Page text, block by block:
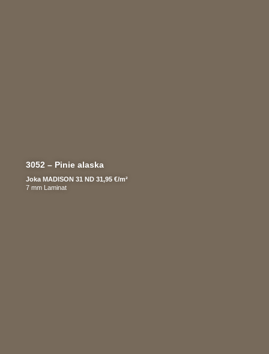
3052 – Pinie alaska
Joka MADISON 31 ND 31,95 €/m²
7 mm Laminat